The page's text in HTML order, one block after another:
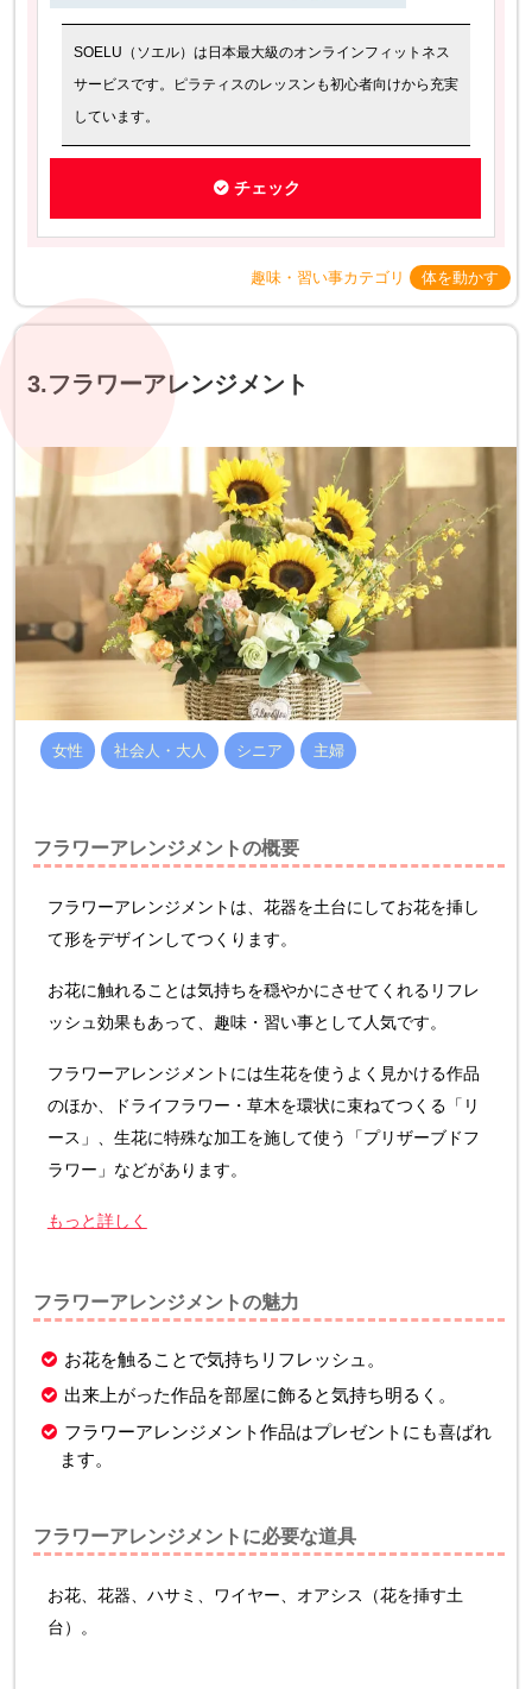
SOELU（ソエル）は日本最大級のオンラインフィットネス
サービスです。ピラティスのレッスンも初心者向けから充実
しています。
チェック
趣味・習い事カテゴリ 体を動かす
3.フラワーアレンジメント
女性 社会人・大人 シニア 主婦
フラワーアレンジメントの概要
フラワーアレンジメントは、花器を土台にしてお花を挿し
て形をデザインしてつくります。
お花に触れることは気持ちを穏やかにさせてくれるリフレ
ッシュ効果もあって、趣味・習い事として人気です。
フラワーアレンジメントには生花を使うよく見かける作品
のほか、ドライフラワー・草木を環状に束ねてつくる「リ
ース」、生花に特殊な加工を施して使う「プリザーブドフ
ラワー」などがあります。
もっと詳しく
フラワーアレンジメントの魅力
お花を触ることで気持ちリフレッシュ。
出来上がった作品を部屋に飾ると気持ち明るく。
フラワーアレンジメント作品はプレゼントにも喜ばれ
ます。
フラワーアレンジメントに必要な道具
お花、花器、ハサミ、ワイヤー、オアシス（花を挿す土
台）。